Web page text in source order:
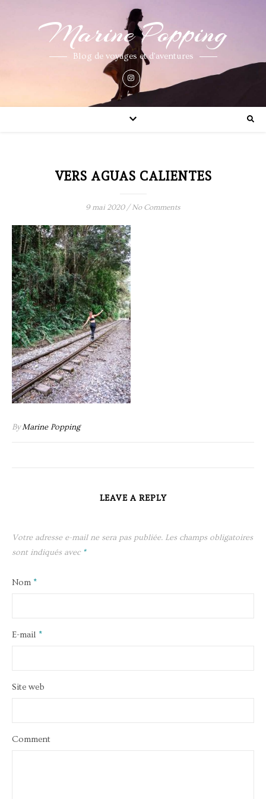
Marine Popping
Blog de voyages et d'aventures
VERS AGUAS CALIENTES
9 mai 2020 / No Comments
ByMarine Popping
LEAVE A REPLY
Votre adresse e-mail ne sera pas publiée. Les champs obligatoires
sont indiqués avec *
Nom *
E-mail *
Site web
Comment